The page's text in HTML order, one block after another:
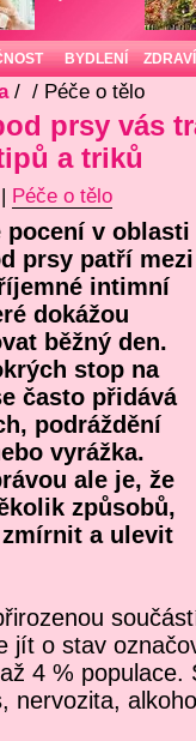
BYDLENÍ ZDRAVÍ
/ / Péče o tělo
prsy vás
a triků
Péče o tělo
pocení v oblasti
prsy patří mezi
intimní
dokážou
běžný den.
stop na
často přidává
podráždění
vyrážka.
ale je, že
způsobů,
a ulevit
jít o stav
4 %
nervozita,